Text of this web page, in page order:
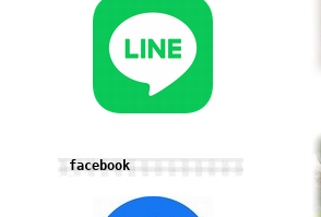
facebook